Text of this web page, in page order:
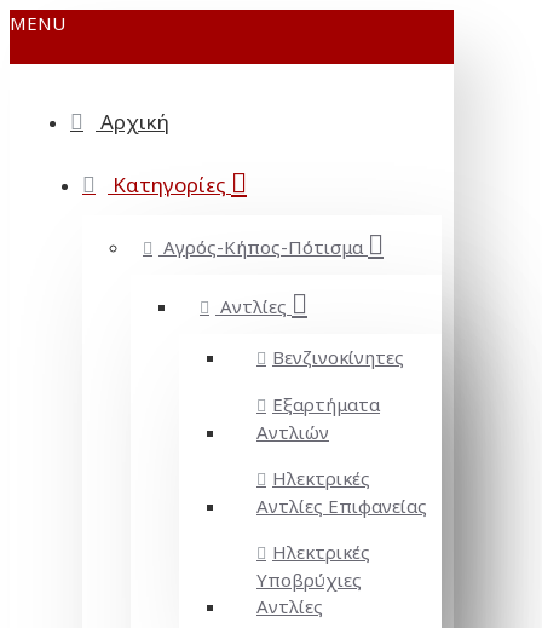
MENU
Αρχική
Κατηγορίες
Αγρός-Κήπος-Πότισμα
Αντλίες
Βενζινοκίνητες
Εξαρτήματα
Αντλιών
Ηλεκτρικές
Αντλίες Επιφανείας
Ηλεκτρικές
Υποβρύχιες
Αντλίες